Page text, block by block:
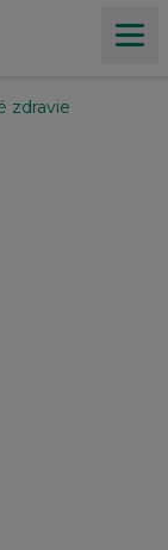
zdravie